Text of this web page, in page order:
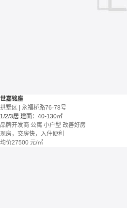
世嘉铭座
拱墅区 | 永福桥路76-78号
1/2/3居 建面：40-130㎡
品牌开发商 公寓 小户型 改善好房
现房，交房快，入住便利
均价27500 元/㎡